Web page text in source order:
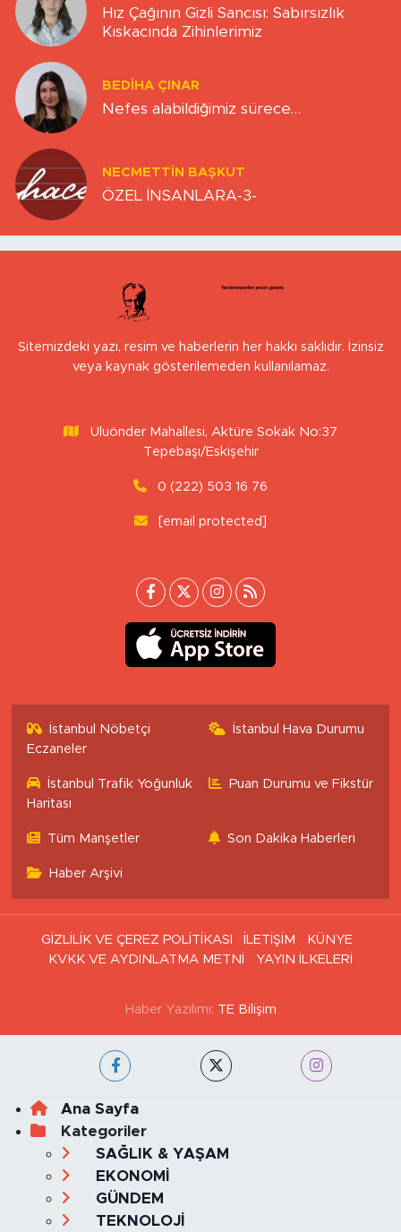
Hız Çağının Gizli Sancısı: Sabırsızlık
Kıskacında Zihinlerimiz
BEDIHA ÇINAR
Nefes alabildiğimiz sürece…
NECMETTIN BAŞKUT
ÖZEL İNSANLARA-3-
Sitemizdeki yazı, resim ve haberlerin her hakkı saklıdır. İzinsiz
veya kaynak gösterilemeden kullanılamaz.
Uluönder Mahallesi, Aktüre Sokak No:37
Tepebaşı/Eskişehir
0 (222) 503 16 76
[email protected]
İstanbul Nöbetçi
Eczaneler
İstanbul Hava Durumu
İstanbul Trafik Yoğunluk
Haritası
Puan Durumu ve Fikstür
Tüm Manşetler Son Dakika Haberleri
Haber Arşivi
GİZLİLİK VE ÇEREZ POLİTİKASI İLETİŞİM
KÜNYE
KVKK VE AYDINLATMA METNİ
YAYIN İLKELERİ
Haber Yazılımı: TE Bilişim
Ana Sayfa
Kategoriler
SAĞLIK & YAŞAM
EKONOMİ
GÜNDEM
TEKNOLOJİ